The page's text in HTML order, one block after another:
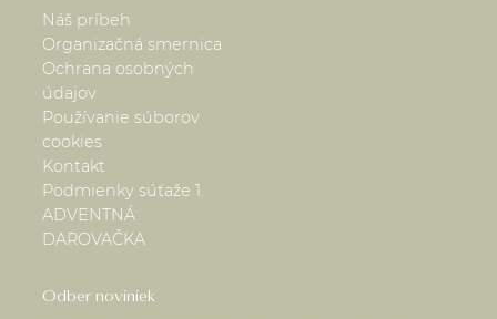
Náš príbeh
Organizačná smernica
Ochrana osobných
údajov
Používanie súborov
cookies
Kontakt
Podmienky súťaže 1.
ADVENTNÁ
DAROVAČKA
Odber noviniek